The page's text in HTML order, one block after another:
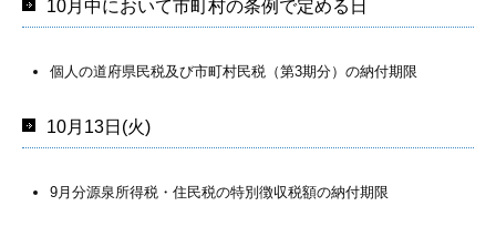
10月中において市町村の条例で定める日
個人の道府県民税及び市町村民税（第3期分）の納付期限
10月13日(火)
9月分源泉所得税・住民税の特別徴収税額の納付期限